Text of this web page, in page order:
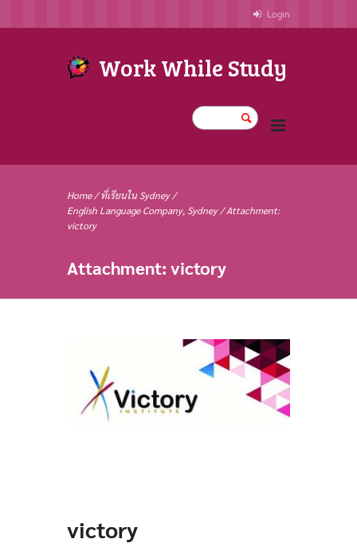
Login
Work While Study
Home/ที่เรียนใน Sydney/
English Language Company, Sydney/Attachment:
victory
Attachment: victory
victory